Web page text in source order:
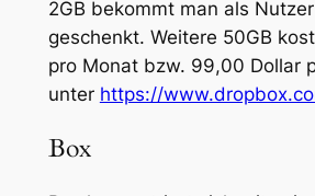
2GB bekommt man als
geschenkt. Weitere 50GB
pro Monat bzw. 99,00 Dollar
unter https://
Box